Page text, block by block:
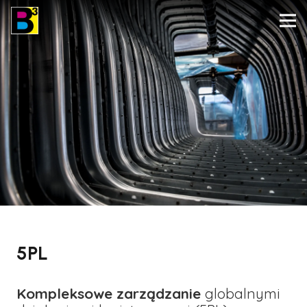
5PL
Kompleksowe zarządzanie globalnymi